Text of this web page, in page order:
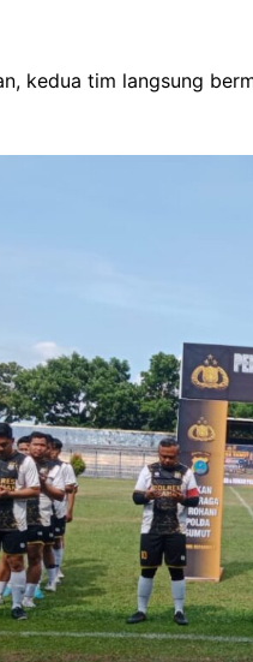
kedua tim langsung